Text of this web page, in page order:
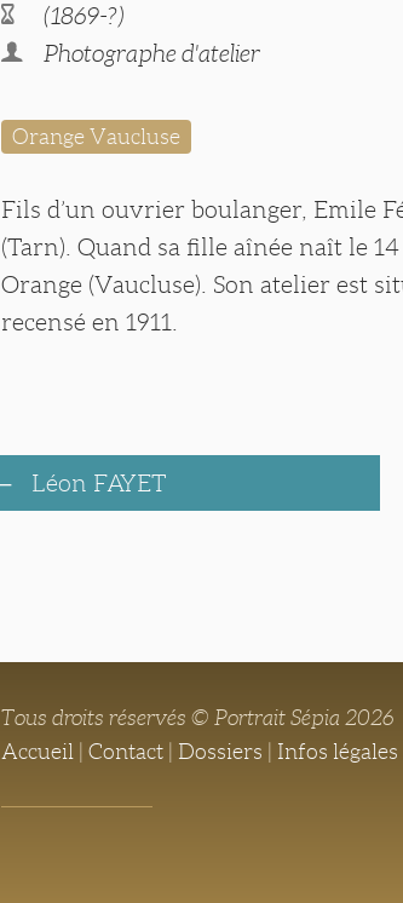
(1869-?)
Photographe d'atelier
Orange Vaucluse
Fils d’un ouvrier boulanger, Emile
(Tarn). Quand sa fille aînée naît le
Orange (Vaucluse). Son atelier est
recensé en 1911.
Léon FAYET
Tous droits réservés © Portrait Sépia 2026
Accueil
|Contact Dossiers Infos légales